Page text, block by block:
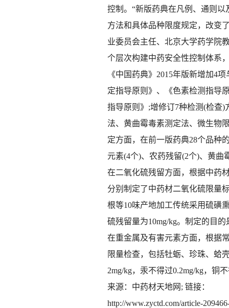
控制。“新版药典在凡例、通则
方法和具体品种限度规定，改变
业委员会主任、北京大学药学院
个层次构建中药安全性控制体系
《中国药典》2015年版新增加4
定指导原则》、《色素检测指导
指导原则》;增修订7种检测(检查
法、黄曲霉毒素测定法、微生物
定方面，在前一版药典28个品种
元素(4个)、农药残留(2个)、黄曲
在二氧化硫残留方面，根据中药
分别制定了中药材二氧化硫限量
根等10味产地加工传统采用硫磺
硫残留量为10mg/kg。制定的目
在重金属及有害元素方面，根据
限量检查，包括牡蛎、珍珠、蛤
2mg/kg，汞不得过0.2mg/kg，铜
来源：中药材天地网; 链接：
http://www.zyctd.com/article-